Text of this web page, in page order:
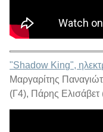
"Shadow King",
Μαργαρίτης
(Γ4), Πάρης Ελισάβετ